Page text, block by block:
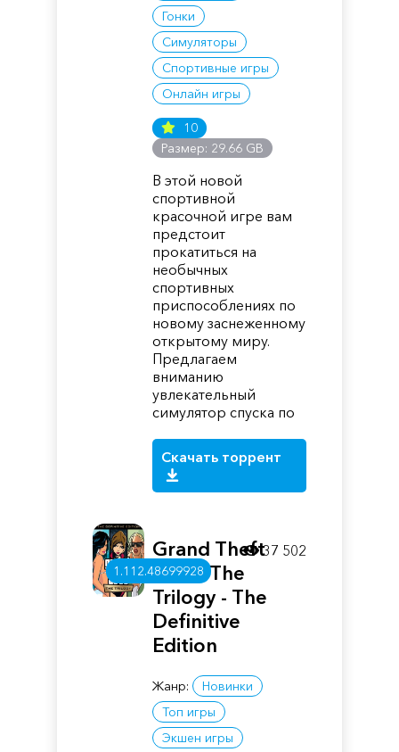
Гонки
Симуляторы
Спортивные игры
Онлайн игры
10
Размер: 29.66 GB
В этой новой
спортивной
красочной игре вам
предстоит
прокатиться на
необычных
спортивных
приспособлениях по
новому заснеженному
открытому миру.
Предлагаем
вниманию
увлекательный
симулятор спуска по
Скачать торрент
1.112.48699928
Grand Theft
Auto: The
Trilogy - The
Definitive
Edition
Жанр:
Новинки
Топ игры
Экшен игры
37 502